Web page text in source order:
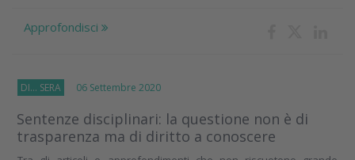
Approfondisci
DI... SERA 06 Settembre 2020
Sentenze disciplinari: la questione non è di
trasparenza ma di diritto a conoscere